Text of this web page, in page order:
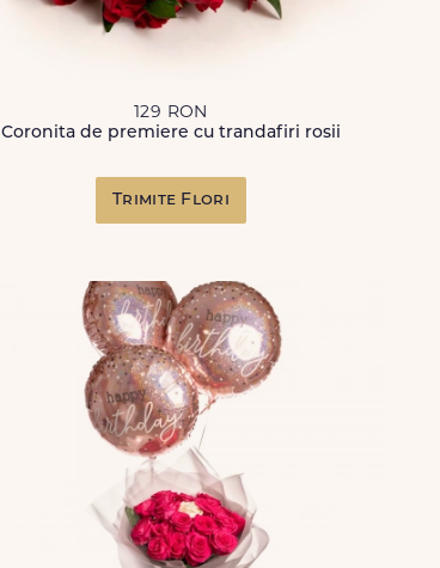
129 RON
Coronita de premiere cu trandafiri rosii
Trimite Flori